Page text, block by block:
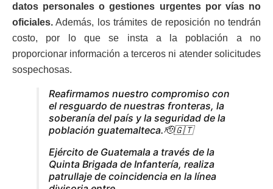
datos personales o gestiones urgentes por vías no
oficiales. Además, los trámites de reposición no tendrán
costo, por lo que se insta a la población a no
proporcionar información a terceros ni atender solicitudes
sospechosas.
Reafirmamos nuestro compromiso con
el resguardo de nuestras fronteras, la
soberanía del país y la seguridad de la
población guatemalteca.🫡🇬🇹
Ejército de Guatemala a través de la
Quinta Brigada de Infantería, realiza
patrullaje de coincidencia en la línea